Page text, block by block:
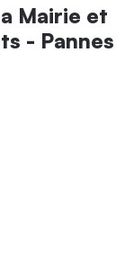
Mairie et
- Pannes